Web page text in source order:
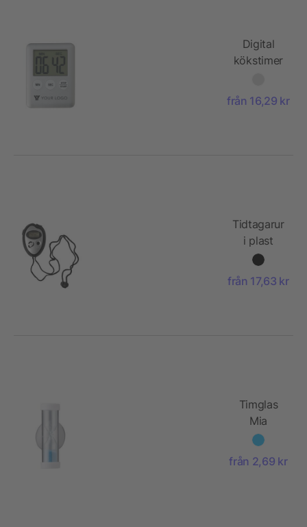
Digital
kökstimer
från 16,29 kr
Tidtagarur
i plast
från 17,63 kr
Timglas
Mia
från 2,69 kr